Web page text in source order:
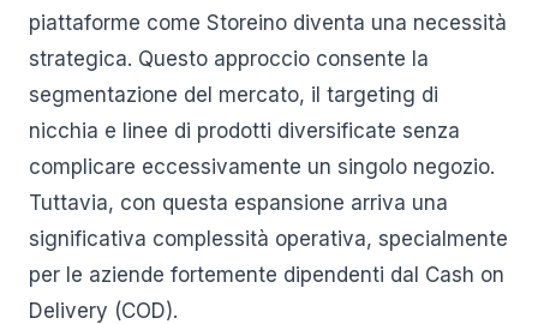
piattaforme come Storeino diventa una necessità
strategica. Questo approccio consente la
segmentazione del mercato, il targeting di
nicchia e linee di prodotti diversificate senza
complicare eccessivamente un singolo negozio.
Tuttavia, con questa espansione arriva una
significativa complessità operativa, specialmente
per le aziende fortemente dipendenti dal Cash on
Delivery (COD).